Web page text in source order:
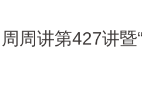
周周讲第427讲